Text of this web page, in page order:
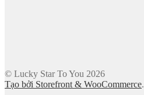
© Lucky Star To You 2026
Tạo bởi Storefront & WooCommerce.